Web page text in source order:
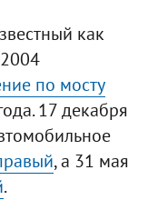
как
по мосту
17 декабря
, а 31 мая
.